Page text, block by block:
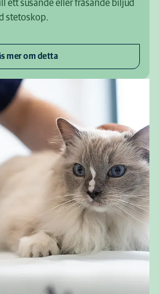
ett susande eller fräsande biljud
stetoskop.
mer om detta